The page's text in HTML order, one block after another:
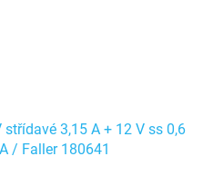
3,15 A + 12 V ss 0,6
/ Faller 180641